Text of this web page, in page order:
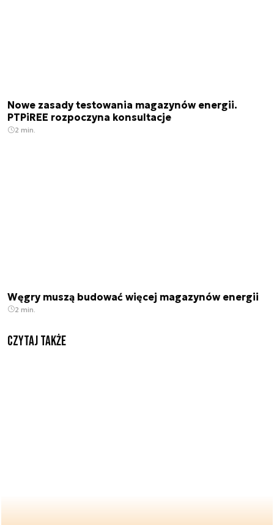
Nowe zasady testowania magazynów energii.
PTPiREE rozpoczyna konsultacje
2 min.
Węgry muszą budować więcej magazynów energii
2 min.
Czytaj także